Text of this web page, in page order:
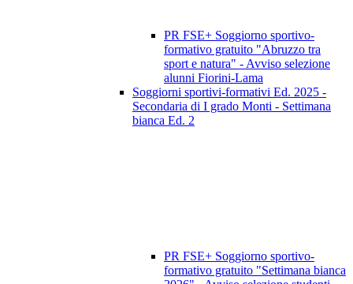
PR FSE+ Soggiorno sportivo-
formativo gratuito "Abruzzo tra
sport e natura" - Avviso selezione
alunni Fiorini-Lama
Soggiorni sportivi-formativi Ed. 2025 -
Secondaria di I grado Monti - Settimana
bianca Ed. 2
PR FSE+ Soggiorno sportivo-
formativo gratuito "Settimana bianca